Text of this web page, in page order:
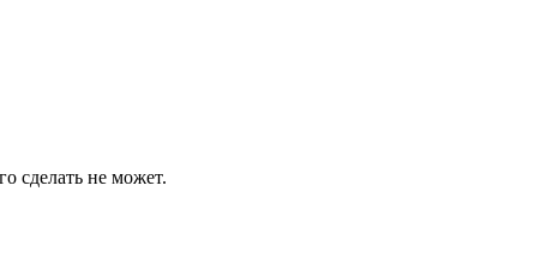
сделать не может.